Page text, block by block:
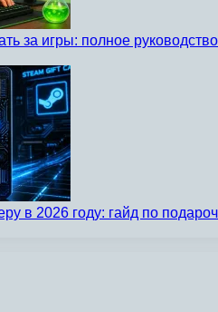
за игры: полное
в 2026 году: гайд по